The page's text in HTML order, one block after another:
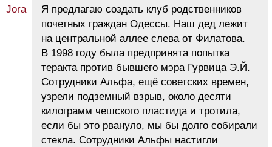
Я предлагаю создать клуб родственников
почетных граждан Одессы. Наш дед лежит
на центральной аллее слева от Филатова.
В 1998 году была предпринята попытка
теракта против бывшего мэра Гурвица Э.Й.
Сотрудники Альфа, ещё советских времен,
узрели подземный взрыв, около десяти
килограмм чешского пластида и тротила,
если бы это рвануло, мы бы долго собирали
стекла. Сотрудники Альфы настигли